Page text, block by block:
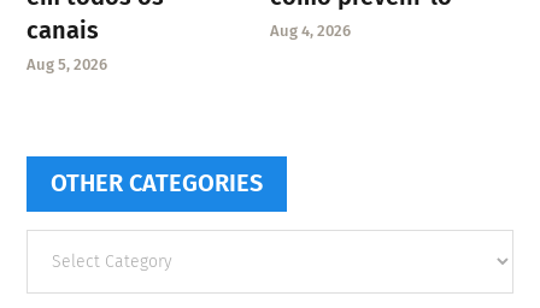
canais
Aug 5, 2026
Aug 4, 2026
OTHER CATEGORIES
categories